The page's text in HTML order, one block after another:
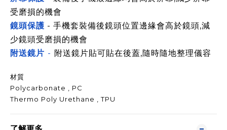
受磨損的機會
鏡頭保護 - 手機套裝備後鏡頭位置邊緣會高於鏡頭,減
少鏡頭受磨損的機會
附送鏡片 - 附送鏡片貼可貼在後蓋,隨時隨地整理儀容
材質
Polycarbonate , PC
Thermo Poly Urethane , TPU